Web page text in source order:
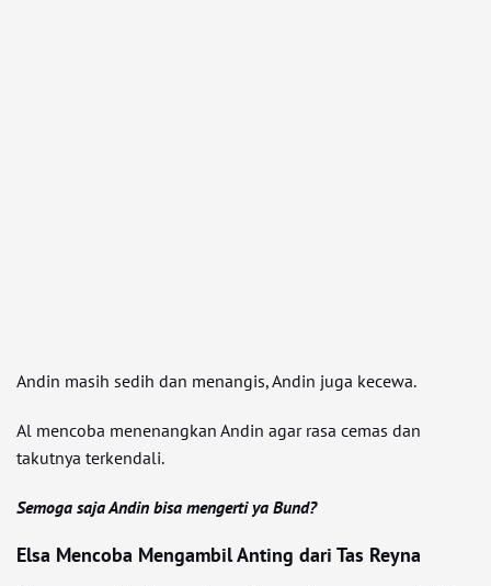
Andin masih sedih dan menangis, Andin juga kecewa.
Al mencoba menenangkan Andin agar rasa cemas dan
takutnya terkendali.
Semoga saja Andin bisa mengerti ya Bund?
Elsa Mencoba Mengambil Anting dari Tas Reyna